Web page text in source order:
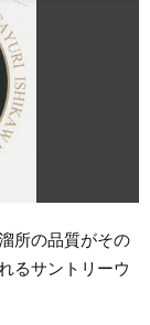
所の品質がその
るサントリーウ